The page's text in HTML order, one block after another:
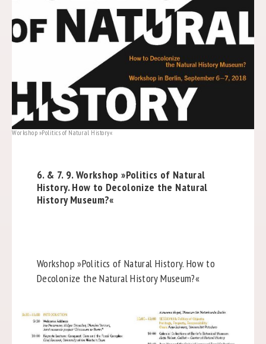
Workshop »Politics of Natural History«
6. & 7. 9. Workshop »Politics of Natural
History. How to Decolonize the Natural
History Museum?«
Workshop »Politics of Natural History. How to
Decolonize the Natural History Museum?«